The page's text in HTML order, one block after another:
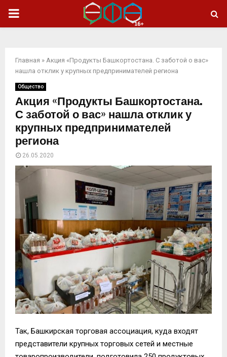
ОСНОВНОЕ
Главная » Акция «Продукты Башкортостана. С заботой о вас»
нашла отклик у крупных предпринимателей региона
Общество
Акция «Продукты Башкортостана.
С заботой о вас» нашла отклик у
крупных предпринимателей
региона
26.05.2020
Так, Башкирская торговая ассоциация, куда входят
представители крупных торговых сетей и местные